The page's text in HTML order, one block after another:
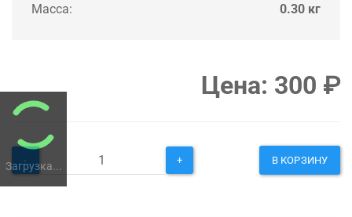
Загрузка...
Масса: 0.30 кг
Цена: 300 ₽
- + В КОРЗИНУ